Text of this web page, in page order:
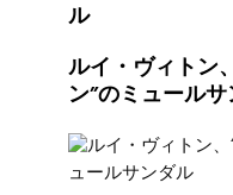
ル
ルイ・ヴィトン
ン”のミュール